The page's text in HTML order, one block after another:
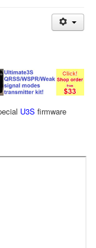
U3S firmware